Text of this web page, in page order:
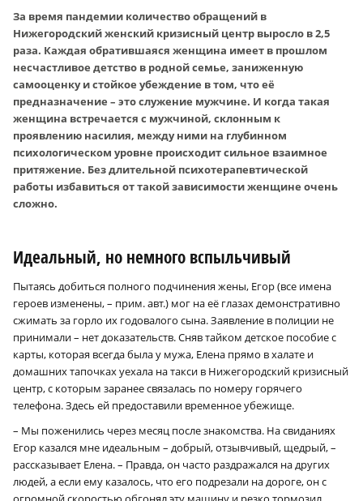
За время пандемии количество обращений в
Нижегородский женский кризисный центр выросло в 2,5
раза. Каждая обратившаяся женщина имеет в прошлом
несчастливое детство в родной семье, заниженную
самооценку и стойкое убеждение в том, что её
предназначение – это служение мужчине. И когда такая
женщина встречается с мужчиной, склонным к
проявлению насилия, между ними на глубинном
психологическом уровне происходит сильное взаимное
притяжение. Без длительной психотерапевтической
работы избавиться от такой зависимости женщине очень
сложно.
Идеальный, но немного вспыльчивый
Пытаясь добиться полного подчинения жены, Егор (все имена
героев изменены, – прим. авт.) мог на её глазах демонстративно
сжимать за горло их годовалого сына. Заявление в полиции не
принимали – нет доказательств. Сняв тайком детское пособие с
карты, которая всегда была у мужа, Елена прямо в халате и
домашних тапочках уехала на такси в Нижегородский кризисный
центр, с которым заранее связалась по номеру горячего
телефона. Здесь ей предоставили временное убежище.
– Мы поженились через месяц после знакомства. На свиданиях
Егор казался мне идеальным – добрый, отзывчивый, щедрый, –
рассказывает Елена. – Правда, он часто раздражался на других
людей, а если ему казалось, что его подрезали на дороге, он с